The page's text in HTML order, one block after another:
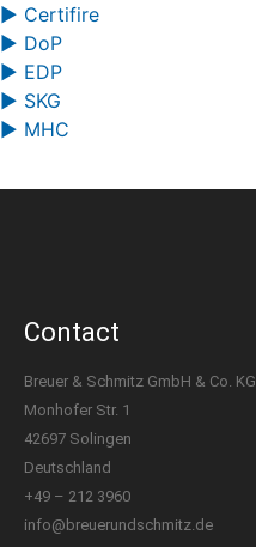
▶ Certifire
▶ DoP
▶ EDP
▶ SKG
▶ MHC
Contact
Breuer & Schmitz GmbH & Co. KG
Monhofer Str. 1
42697 Solingen
Deutschland
+49 – 212 3960
info@breuerundschmitz.de